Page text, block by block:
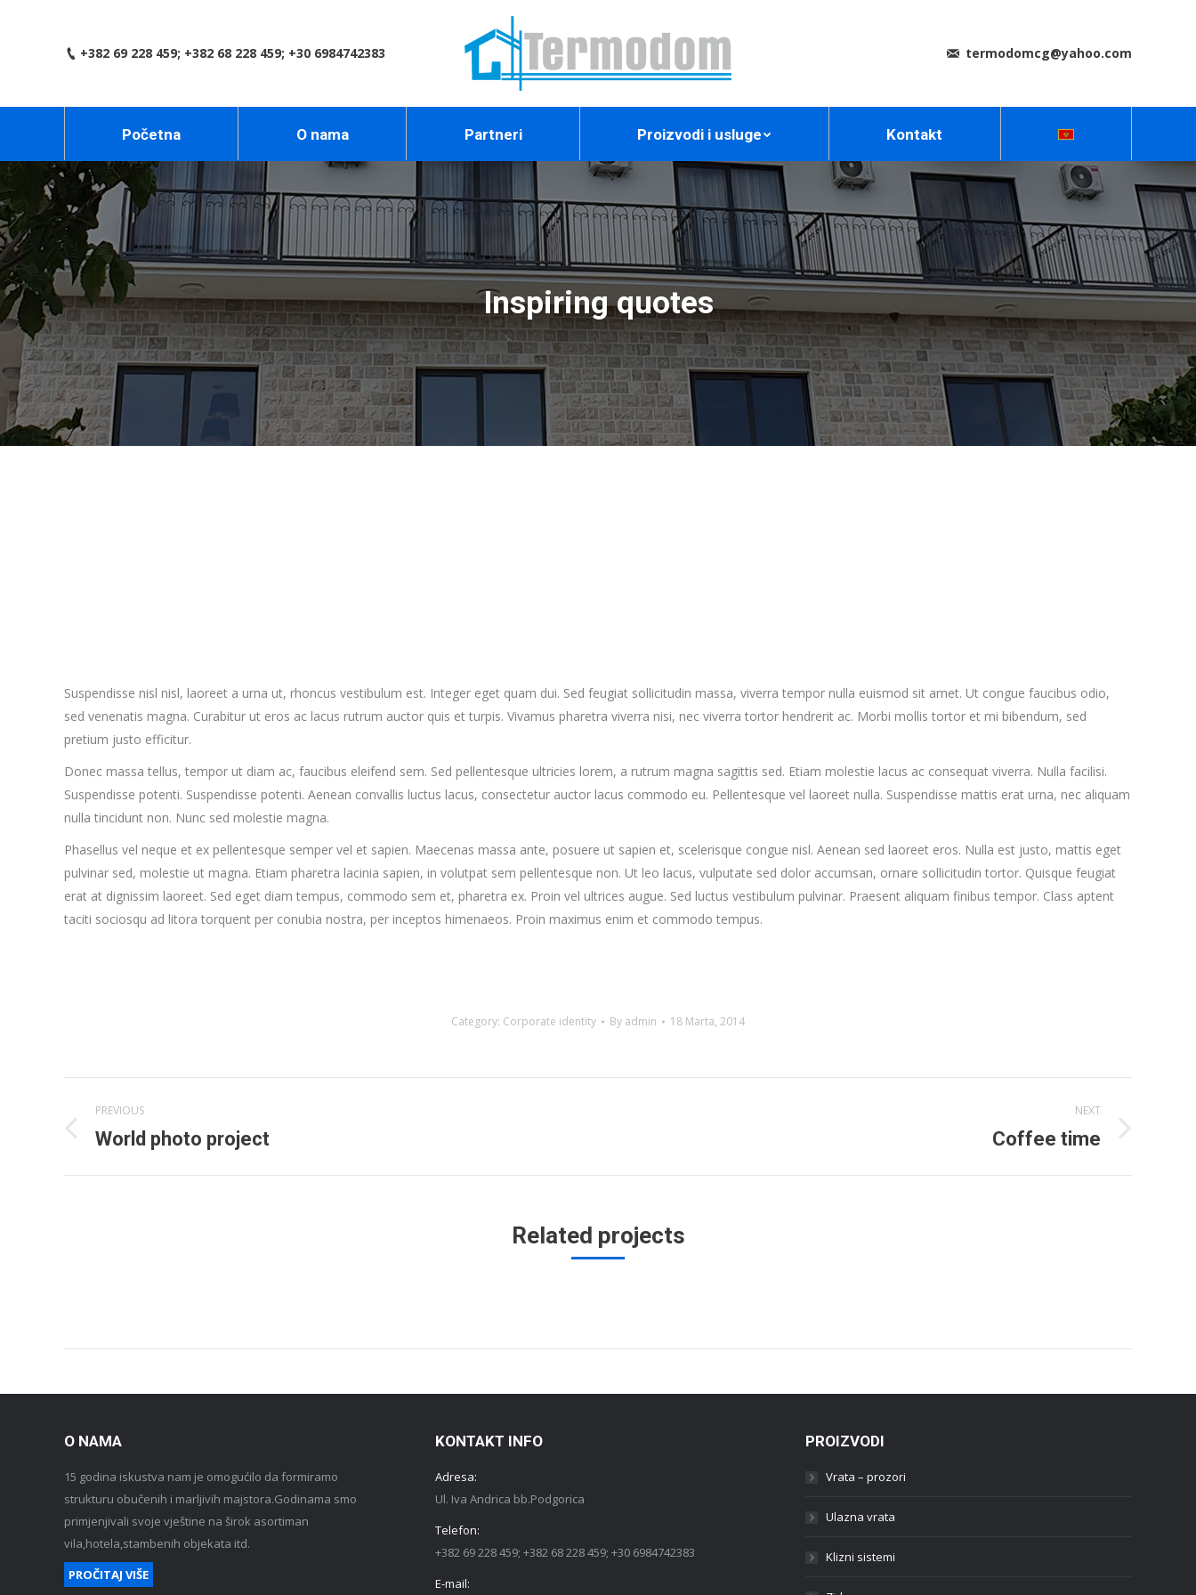
+382 69 228 459; +382 68 228 459; +30 6984742383 termodomcg@yahoo.com
Početna O nama Partneri Proizvodi i usluge Kontakt
Inspiring quotes
Suspendisse nisl nisl, laoreet a urna ut, rhoncus vestibulum est. Integer eget quam dui. Sed feugiat sollicitudin massa, viverra tempor nulla euismod sit amet. Ut congue faucibus odio,
sed venenatis magna. Curabitur ut eros ac lacus rutrum auctor quis et turpis. Vivamus pharetra viverra nisi, nec viverra tortor hendrerit ac. Morbi mollis tortor et mi bibendum, sed
pretium justo efficitur.
Donec massa tellus, tempor ut diam ac, faucibus eleifend sem. Sed pellentesque ultricies lorem, a rutrum magna sagittis sed. Etiam molestie lacus ac consequat viverra. Nulla facilisi.
Suspendisse potenti. Suspendisse potenti. Aenean convallis luctus lacus, consectetur auctor lacus commodo eu. Pellentesque vel laoreet nulla. Suspendisse mattis erat urna, nec aliquam
nulla tincidunt non. Nunc sed molestie magna.
Phasellus vel neque et ex pellentesque semper vel et sapien. Maecenas massa ante, posuere ut sapien et, scelerisque congue nisl. Aenean sed laoreet eros. Nulla est justo, mattis eget
pulvinar sed, molestie ut magna. Etiam pharetra lacinia sapien, in volutpat sem pellentesque non. Ut leo lacus, vulputate sed dolor accumsan, ornare sollicitudin tortor. Quisque feugiat
erat at dignissim laoreet. Sed eget diam tempus, commodo sem et, pharetra ex. Proin vel ultrices augue. Sed luctus vestibulum pulvinar. Praesent aliquam finibus tempor. Class aptent
taciti sociosqu ad litora torquent per conubia nostra, per inceptos himenaeos. Proin maximus enim et commodo tempus.
Category: Corporate identity By admin 18 Marta, 2014
Project
navigation
PREVIOUS
Previous
World photo project
NEXT
Coffee time
Related projects
O NAMA
15 godina iskustva nam je omogućilo da formiramo
strukturu obučenih i marljivih majstora.Godinama smo
primjenjivali svoje vještine na širok asortiman
vila,hotela,stambenih objekata itd.
PROČITAJ VIŠE
KONTAKT INFO
Adresa:
Ul. Iva Andrica bb.Podgorica
Telefon:
+382 69 228 459; +382 68 228 459; +30 6984742383
E-mail:
PROIZVODI
Vrata – prozori
Ulazna vrata
Klizni sistemi